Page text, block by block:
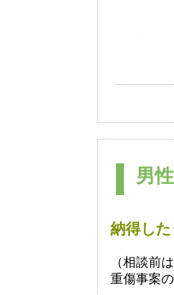
男
納得した
（相談前は
重傷事案